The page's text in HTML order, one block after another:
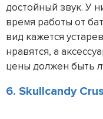
достойный звук. У
время работы от
вид кажется
нравятся, а
цены должен быть
6. Skullcandy